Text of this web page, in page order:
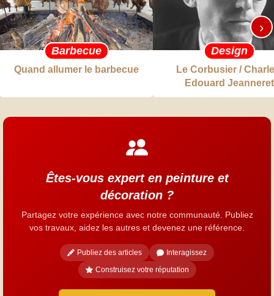
Barbecue
Quand allumer le barbecue
Design
Le Corbusier /
Edouard Jeanneret
›
Êtes-vous expert en peinture et
décoration ?
Partagez votre expérience avec notre communauté. Publiez
vos travaux, aidez les autres et devenez une référence.
Publiez des articles
Interagissez
Construisez votre réputation